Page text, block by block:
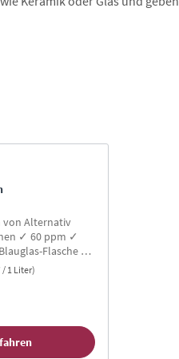
✓ 60 ppm ✓
Flasche ✓
Buch für
/ 1 Liter)